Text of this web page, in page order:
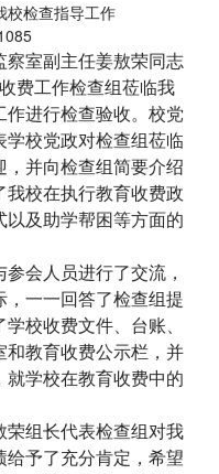
校检查指导工作
察室副主任姜敖荣同志
费工作检查组莅临我
作进行检查验收。校党
学校党政对检查组莅临
，并向检查组简要介绍
我校在执行教育收费政
以及助学帮困等方面的
会人员进行了交流，
，一一回答了检查组提
校收费文件、台账、
和教育收费公示栏，并
就学校在教育收费中的
荣组长代表检查组对我
给予了充分肯定，希望